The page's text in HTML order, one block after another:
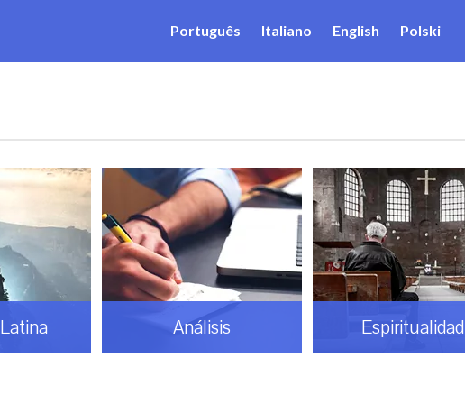
Português Italiano English Polski
Análisis Espiritualidad